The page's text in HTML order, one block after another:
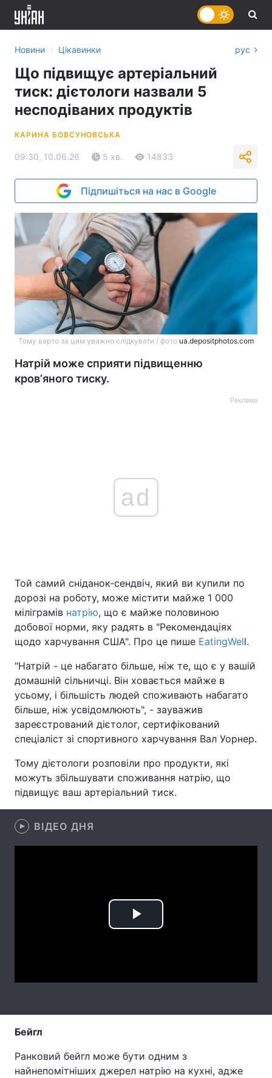
Головна Війна
Україна Політика
Економіка Світ
Спорт Наука
Техно і зв'язок
Зброя Інциденти
Здоров'я
Цікавинки Погода
Екологія Регіони
Думки
Вакансії
Послуги
Новини › Цікавинки рус
Що підвищує артеріальний
тиск: дієтологи назвали 5
несподіваних продуктів
КАРИНА БОВСУНОВСЬКА
09:30, 10.06.26 5 хв. 14833
Підпишіться на нас в Google
Тому варто за цим уважно слідкувати / фото ua.depositphotos.com
Натрій може сприяти підвищенню
кровʼяного тиску.
Реклама
ad
Той самий сніданок-сендвіч, який ви купили по
дорозі на роботу, може містити майже 1 000
міліграмів натрію, що є майже половиною
добової норми, яку радять в "Рекомендаціях
щодо харчування США". Про це пише EatingWell.
"Натрій - це набагато більше, ніж те, що є у вашій
домашній сільничці. Він ховається майже в
усьому, і більшість людей споживають набагато
більше, ніж усвідомлюють", - зауважив
зареєстрований дієтолог, сертифікований
спеціаліст зі спортивного харчування Вал Уорнер.
Тому дієтологи розповіли про продукти, які
можуть збільшувати споживання натрію, що
підвищує ваш артеріальний тиск.
ВІДЕО ДНЯ
Play
Бейгл
Ранковий бейгл може бути одним з
найнепомітніших джерел натрію на кухні, адже